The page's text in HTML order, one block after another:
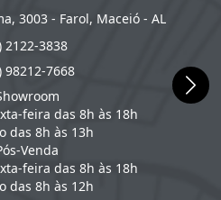
3003 - Farol, Maceió - AL
2122-3838
98212-7668
feira das 8h às 18h
das 8h às 13h
Venda
feira das 8h às 18h
das 8h às 12h